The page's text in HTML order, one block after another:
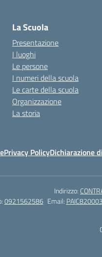
La Scuola
Presentazione
I luoghi
Le persone
I numeri della scuola
Le carte della scuola
Organizzazione
La storia
Privacy PolicyDichiarazione
Indirizzo:
0921562586 Email: